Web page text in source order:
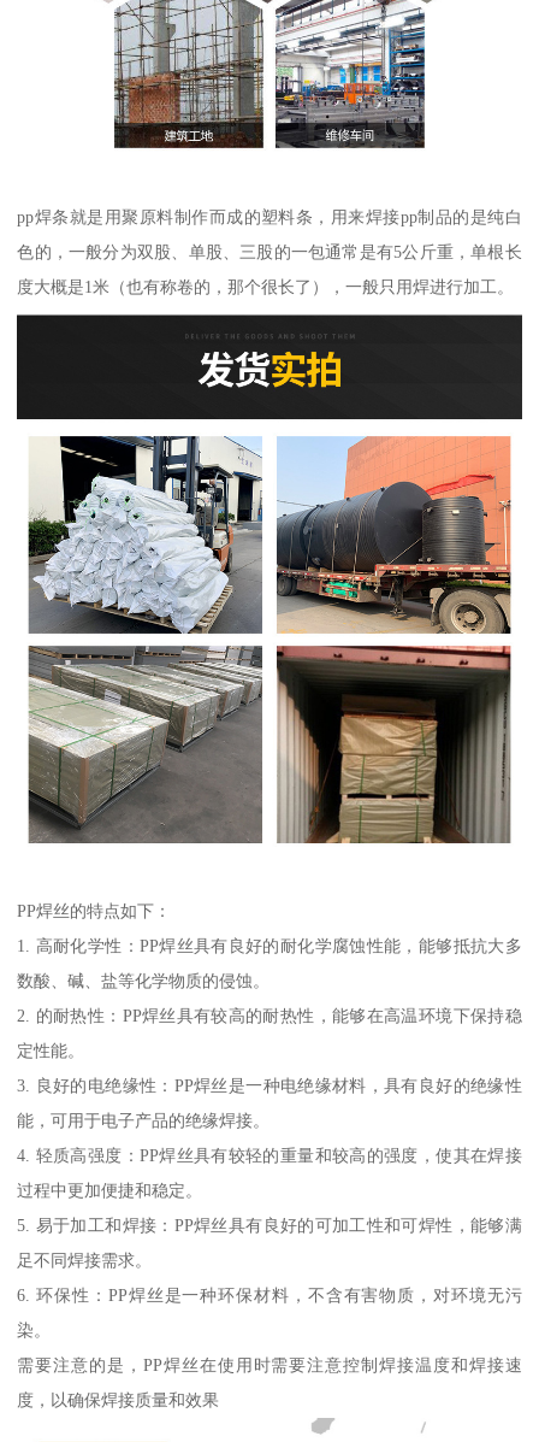
pp焊条就是用聚原料制作而成的塑料条，用来焊接pp制品的是纯白
色的，一般分为双股、单股、三股的一包通常是有5公斤重，单根长
度大概是1米（也有称卷的，那个很长了），一般只用焊进行加工。
PP焊丝的特点如下：
1. 高耐化学性：PP焊丝具有良好的耐化学腐蚀性能，能够抵抗大多
数酸、碱、盐等化学物质的侵蚀。
2. 的耐热性：PP焊丝具有较高的耐热性，能够在高温环境下保持稳
定性能。
3. 良好的电绝缘性：PP焊丝是一种电绝缘材料，具有良好的绝缘性
能，可用于电子产品的绝缘焊接。
4. 轻质高强度：PP焊丝具有较轻的重量和较高的强度，使其在焊接
过程中更加便捷和稳定。
5. 易于加工和焊接：PP焊丝具有良好的可加工性和可焊性，能够满
足不同焊接需求。
6. 环保性：PP焊丝是一种环保材料，不含有害物质，对环境无污
染。
需要注意的是，PP焊丝在使用时需要注意控制焊接温度和焊接速
度，以确保焊接质量和效果